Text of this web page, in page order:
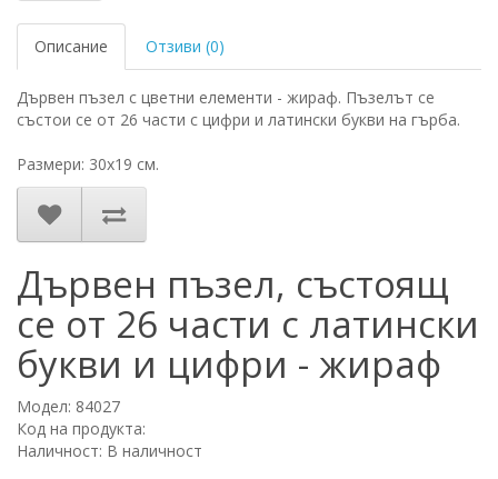
Описание Отзиви (0)
Дървен пъзел с цветни елементи - жираф. Пъзелът се
състои се от 26 части с цифри и латински букви на гърба.
Размери: 30х19 см.
Дървен пъзел, състоящ
се от 26 части с латински
букви и цифри - жираф
Модел: 84027
Код на продукта:
Наличност: В наличност